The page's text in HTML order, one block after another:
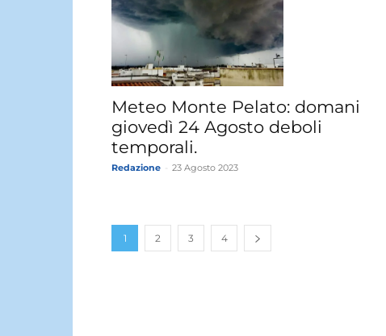
Meteo Monte Pelato: domani
giovedì 24 Agosto deboli
temporali.
Redazione 23 Agosto 2023
1 2 3 4